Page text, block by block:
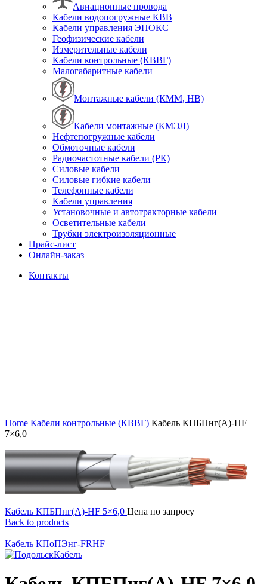
Авиационные провода
Кабели водопогружные КВВ
Кабели управления ЭПОКС
Геофизические кабели
Измерительные кабели
Кабели контрольные (КВВГ)
Малогабаритные кабели
Монтажные кабели (КММ, НВ)
Кабели монтажные (КМЭЛ)
Нефтепогружные кабели
Обмоточные кабели
Радиочастотные кабели (РК)
Силовые кабели
Силовые гибкие кабели
Телефонные кабели
Кабели управления
Установочные и автотракторные кабели
Осветительные кабели
Трубки электроизоляционные
Прайс-лист
Онлайн-заказ
Контакты
Home Кабели контрольные (КВВГ) Кабель КПБПнг(А)-HF
7×6,0
Кабель КПБПнг(А)-HF 5×6,0 Цена по запросу
Back to products
Кабель КПоПЭнг-FRHF